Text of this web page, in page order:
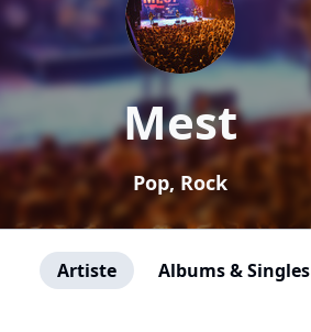
Mest
Pop, Rock
Artiste Albums & Singles